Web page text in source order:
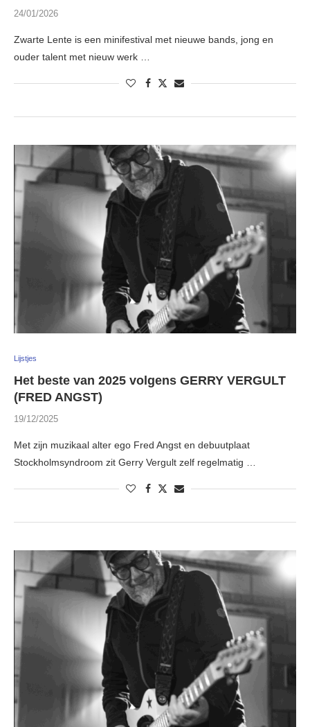
24/01/2026
Zwarte Lente is een minifestival met nieuwe bands, jong en
ouder talent met nieuw werk …
Lijstjes
Het beste van 2025 volgens GERRY VERGULT
(FRED ANGST)
19/12/2025
Met zijn muzikaal alter ego Fred Angst en debuutplaat
Stockholmsyndroom zit Gerry Vergult zelf regelmatig …